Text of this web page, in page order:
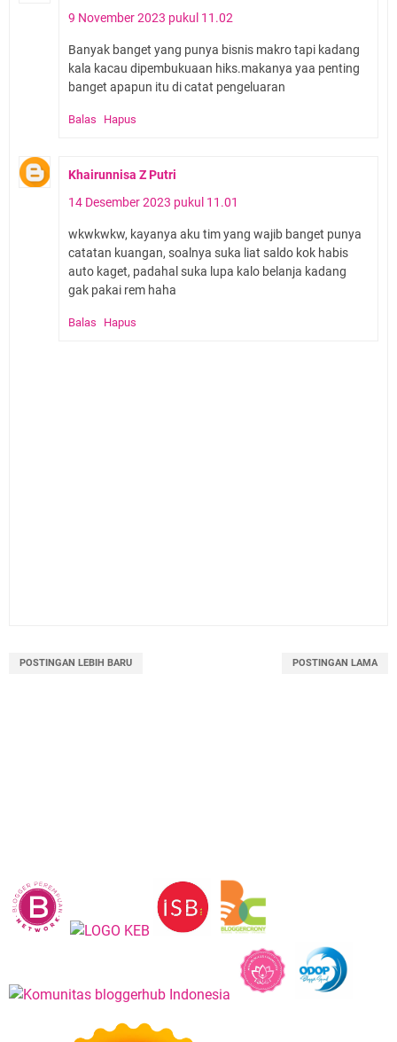
9 November 2023 pukul 11.02
Banyak banget yang punya bisnis makro tapi kadang
kala kacau dipembukuaan hiks.makanya yaa penting
banget apapun itu di catat pengeluaran
Balas Hapus
Khairunnisa Z Putri
14 Desember 2023 pukul 11.01
wkwkwkw, kayanya aku tim yang wajib banget punya
catatan kuangan, soalnya suka liat saldo kok habis
auto kaget, padahal suka lupa kalo belanja kadang
gak pakai rem haha
Balas Hapus
POSTINGAN LEBIH BARU POSTINGAN LAMA